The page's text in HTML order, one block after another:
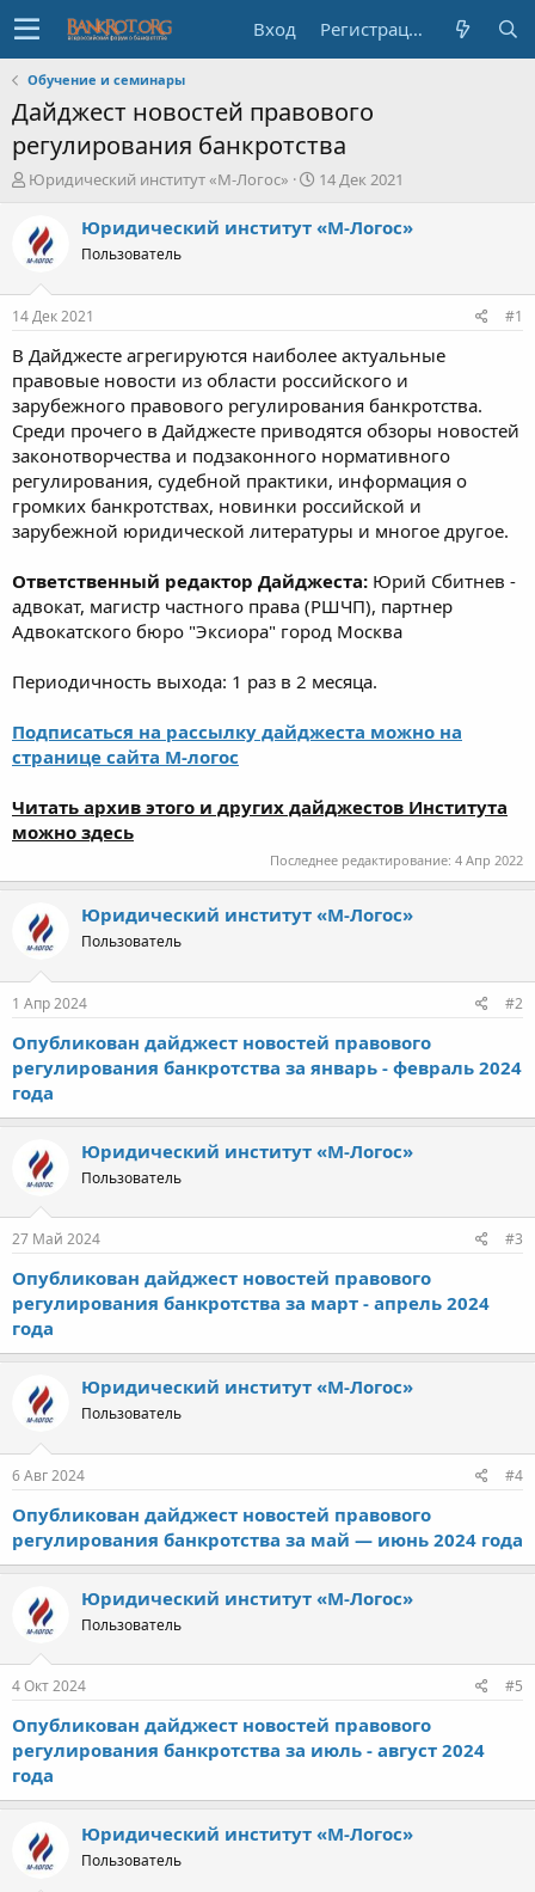
Вход Регистрация
Обучение и семинары
Дайджест новостей правового
регулирования банкротства
А
о
р
м
ы
Юридический институт «М-Логос»
Д
т
л
14 Дек 2021
Юридический институт «М-Логос»
Пользователь
14 Дек 2021 #1
В Дайджесте агрегируются наиболее актуальные
правовые новости из области российского и
зарубежного правового регулирования банкротства.
Среди прочего в Дайджесте приводятся обзоры новостей
законотворчества и подзаконного нормативного
регулирования, судебной практики, информация о
громких банкротствах, новинки российской и
зарубежной юридической литературы и многое другое.
Ответственный редактор Дайджеста: Юрий Сбитнев -
адвокат, магистр частного права (РШЧП), партнер
Адвокатского бюро "Эксиора" город Москва
Периодичность выхода: 1 раз в 2 месяца.
Подписаться на рассылку дайджеста можно на
странице сайта М-логос
Читать архив этого и других дайджестов Института
можно здесь
Последнее редактирование: 4 Апр 2022
Юридический институт «М-Логос»
Пользователь
1 Апр 2024 #2
Опубликован дайджест новостей правового
регулирования банкротства за январь - февраль 2024
года
Юридический институт «М-Логос»
Пользователь
27 Май 2024 #3
Опубликован дайджест новостей правового
регулирования банкротства за март - апрель 2024
года
Юридический институт «М-Логос»
Пользователь
6 Авг 2024 #4
Опубликован дайджест новостей правового
регулирования банкротства за май — июнь 2024 года
Юридический институт «М-Логос»
Пользователь
4 Окт 2024 #5
Опубликован дайджест новостей правового
регулирования банкротства за июль - август 2024
года
Юридический институт «М-Логос»
Пользователь